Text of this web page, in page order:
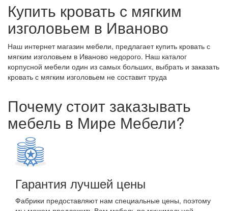
Купить кровать с мягким
изголовьем в Иваново
Наш интернет магазин мебели, предлагает купить кровать с
мягким изголовьем в Иваново недорого. Наш каталог
корпусной мебели один из самых больших, выбрать и заказать
кровать с мягким изголовьем не составит труда
Почему стоит заказывать
мебель в Мире Мебели?
Гарантия лучшей цены
Фабрики предоставляют нам специальные цены, поэтому